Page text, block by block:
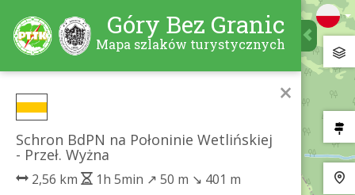
Góry Bez Granic
Mapa szlaków turystycznych
×
Schron BdPN na Połoninie Wetlińskiej
- Przeł. Wyżna
2,56 km 1h 5min ↗ 50 m ↘ 401 m